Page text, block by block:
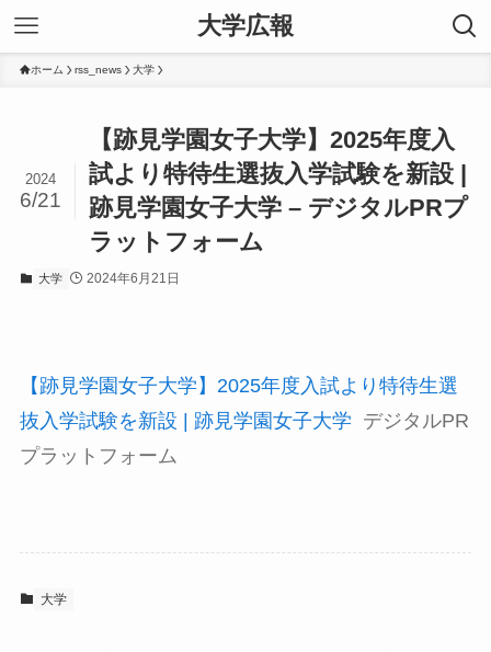
大学広報
ホーム rss_news 大学
【跡見学園女子大学】2025年度入
試より特待生選抜入学試験を新設 |
跡見学園女子大学 – デジタルPRプ
ラットフォーム
2024
6/21
大学 2024年6月21日
【跡見学園女子大学】2025年度入試より特待生選
抜入学試験を新設 | 跡見学園女子大学 デジタルPR
プラットフォーム
大学